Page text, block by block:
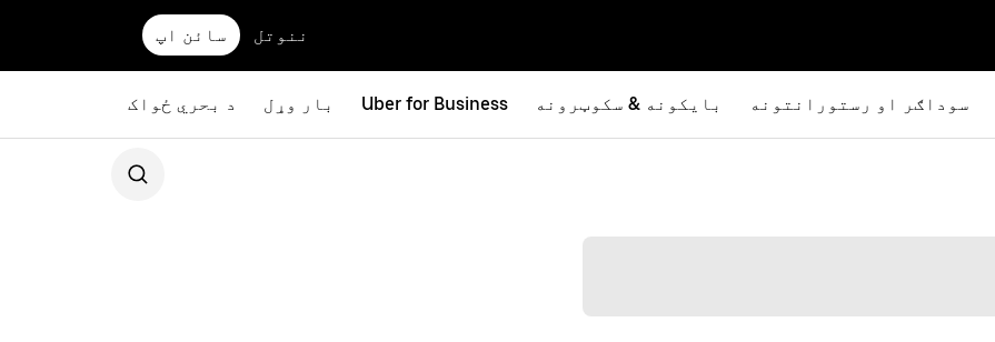
ننوتل سائن اپ
سوداګر او رستورانتونه بایکونه & سکوټرونه Uber for Business بار وړل د بحري ځواک